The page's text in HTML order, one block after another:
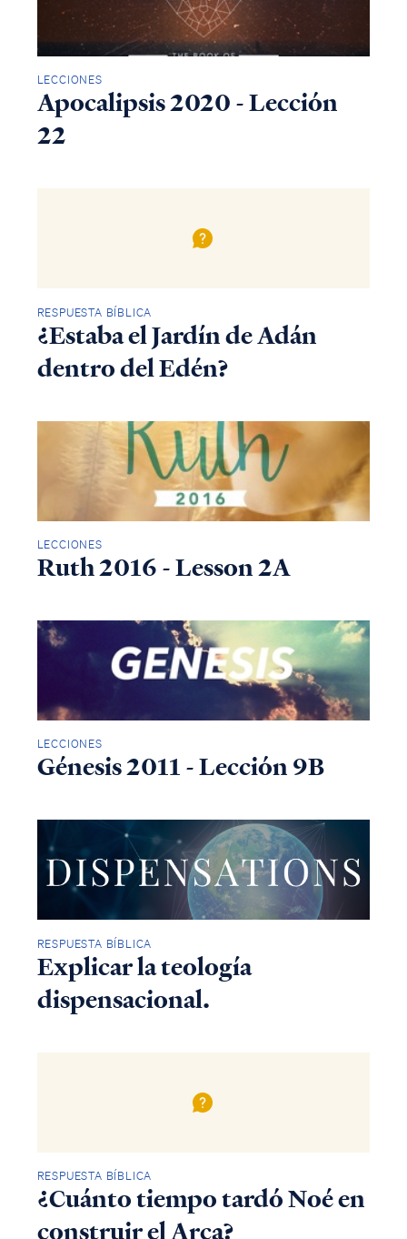
conveniently and quickly.
LECCIONES
Apocalipsis 2020 - Lección
22
RESPUESTA BÍBLICA
¿Estaba el Jardín de Adán
dentro del Edén?
LECCIONES
Ruth 2016 - Lesson 2A
LECCIONES
Génesis 2011 - Lección 9B
RESPUESTA BÍBLICA
Explicar la teología
dispensacional.
RESPUESTA BÍBLICA
¿Cuánto tiempo tardó Noé en
construir el Arca?